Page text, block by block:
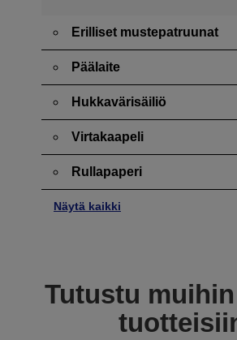
Erilliset mustepatruunat
Päälaite
Hukkavärisäiliö
Virtakaapeli
Rullapaperi
Näytä kaikki
Tutustu